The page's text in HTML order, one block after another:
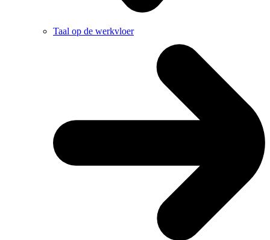
Taal op de werkvloer